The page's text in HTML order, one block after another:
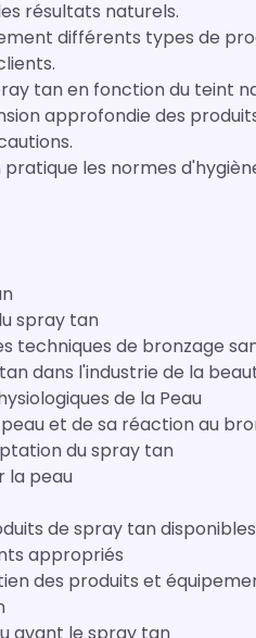
résultats naturels.
différents types de
tan en fonction du teint
approfondie des
les normes
spray tan
techniques de bronzage
dans l'industrie de la
de la Peau
et de sa réaction au
du spray tan
la peau
de spray tan disponibles
appropriés
des produits et